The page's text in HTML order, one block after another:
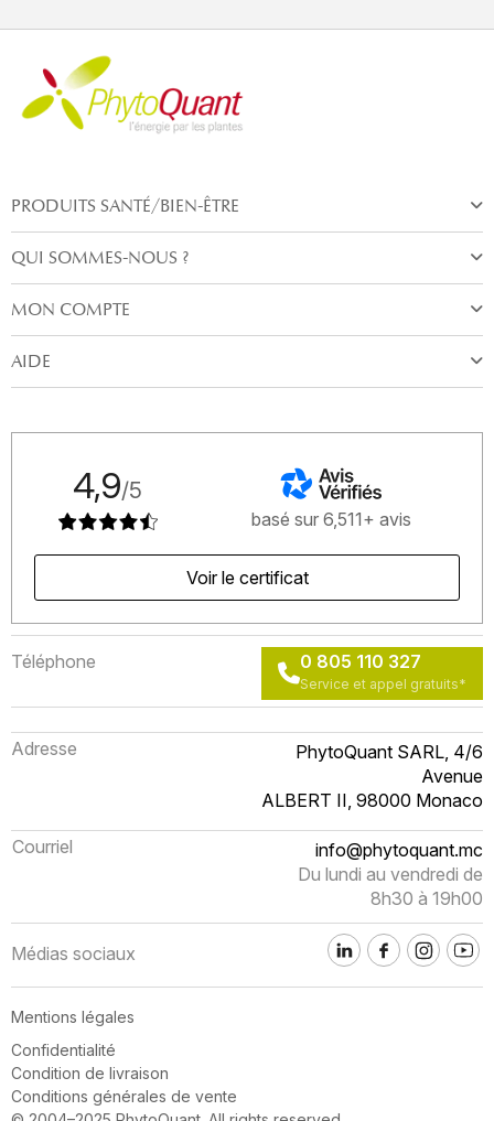
PRODUITS SANTÉ/BIEN-ÊTRE
QUI SOMMES-NOUS ?
MON COMPTE
AIDE
4,9/5
basé sur 6,511+ avis
Voir le certificat
Téléphone 0 805 110 327
Service et appel gratuits*
Adresse
PhytoQuant SARL, 4/6
Avenue
ALBERT II, 98000 Monaco
Courriel
info@phytoquant.mc
Du lundi au vendredi de
8h30 à 19h00
Médias sociaux
Mentions légales
Confidentialité
Condition de livraison
Conditions générales de vente